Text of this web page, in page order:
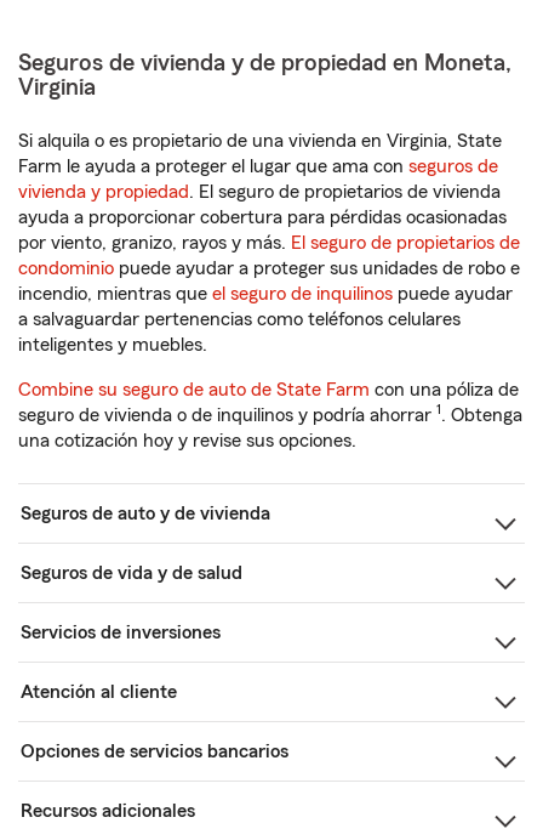
Seguros de vivienda y de propiedad en Moneta,
Virginia
Si alquila o es propietario de una vivienda en Virginia, State
Farm le ayuda a proteger el lugar que ama con seguros de
vivienda y propiedad. El seguro de propietarios de vivienda
ayuda a proporcionar cobertura para pérdidas ocasionadas
por viento, granizo, rayos y más. El seguro de propietarios de
condominio puede ayudar a proteger sus unidades de robo e
incendio, mientras que el seguro de inquilinos puede ayudar
a salvaguardar pertenencias como teléfonos celulares
inteligentes y muebles.
Combine su seguro de auto de State Farm con una póliza de
seguro de vivienda o de inquilinos y podría ahorrar 1. Obtenga
una cotización hoy y revise sus opciones.
Seguros de auto y de vivienda
Seguros de vida y de salud
Servicios de inversiones
Atención al cliente
Opciones de servicios bancarios
Recursos adicionales